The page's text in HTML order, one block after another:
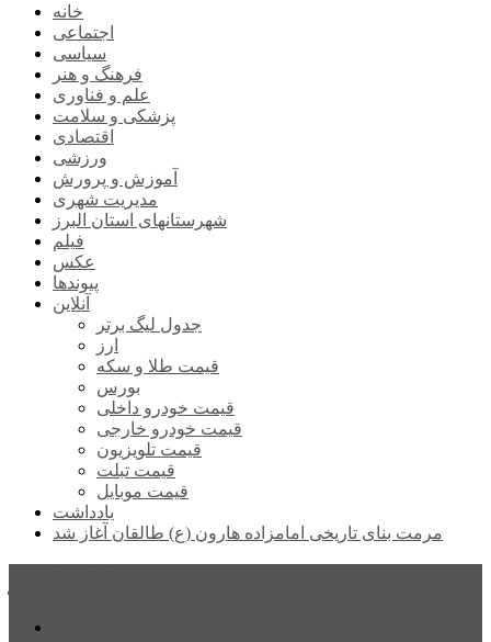
خانه
اجتماعی
سیاسی
فرهنگ و هنر
علم و فناوری
پزشکی و سلامت
اقتصادی
ورزشی
آموزش و پرورش
مدیریت شهری
شهرستانهای استان البرز
فیلم
عکس
پیوندها
آنلاین
جدول لیگ برتر
ارز
قیمت طلا و سکه
بورس
قیمت خودرو داخلی
قیمت خودرو خارجی
قیمت تلویزیون
قیمت تبلت
قیمت موبایل
یادداشت
مرمت بنای تاریخی امامزاده هارون (ع) طالقان آغاز شد